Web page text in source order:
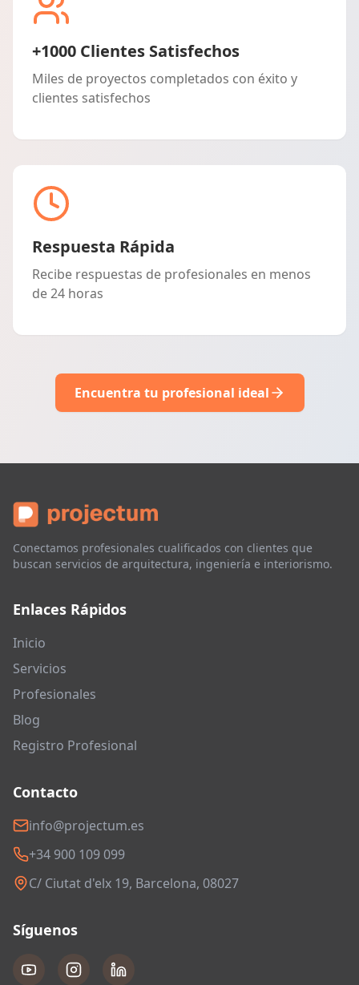
+1000 Clientes Satisfechos
Miles de proyectos completados con éxito y
clientes satisfechos
Respuesta Rápida
Recibe respuestas de profesionales en menos
de 24 horas
Encuentra tu profesional ideal
Conectamos profesionales cualificados con clientes que
buscan servicios de arquitectura, ingeniería e interiorismo.
Enlaces Rápidos
Inicio
Servicios
Profesionales
Blog
Registro Profesional
Contacto
info@projectum.es
+34 900 109 099
C/ Ciutat d'elx 19, Barcelona, 08027
Síguenos